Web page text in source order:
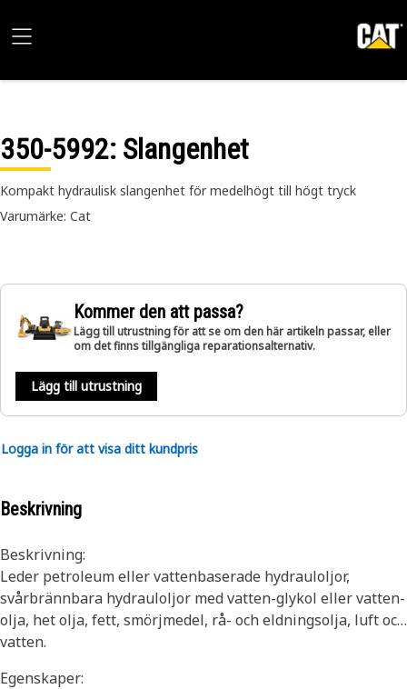
350-5992: Slangenhet
Kompakt hydraulisk slangenhet för medelhögt till högt tryck
Varumärke: Cat
Kommer den att passa?
Lägg till utrustning för att se om den här artikeln passar, eller
om det finns tillgängliga reparationsalternativ.
Lägg till utrustning
Logga in för att visa ditt kundpris
Beskrivning
Beskrivning:
Leder petroleum eller vattenbaserade hydrauloljor,
svårbrännbara hydrauloljor med vatten-glykol eller vatten-
olja, het olja, fett, smörjmedel, rå- och eldningsolja, luft och
vatten.
Egenskaper: